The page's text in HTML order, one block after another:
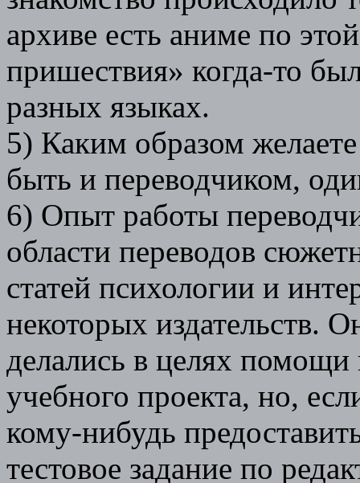
архиве есть аниме по
пришествия» когда-то
разных языках.
5) Каким образом
быть и переводчиком,
6) Опыт работы
области переводов
статей психологии и
некоторых издательств.
делались в целях помощи
учебного проекта, но,
кому-нибудь
тестовое задание по